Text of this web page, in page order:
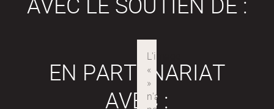
EN PARTENARIAT
AVEC :